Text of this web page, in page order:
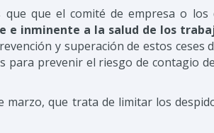
que el comité de empresa o los
e inminente a la salud de los
y superación de estos ceses
para prevenir el riesgo de contagio
marzo, que trata de limitar los